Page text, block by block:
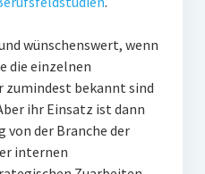
wünschenswert, wenn
die einzelnen
zumindest bekannt sind
ihr Einsatz ist dann
von der Branche der
internen